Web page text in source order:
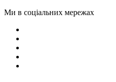
Ми в соціальних мережах